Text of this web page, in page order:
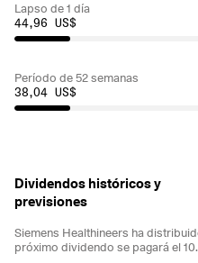
Dividendos históricos y
previsiones
Siemens Healthineers ha
próximo dividendo se pagará el
Lapso de 1 día
44,96 US$
Período de 52 semanas
38,04 US$